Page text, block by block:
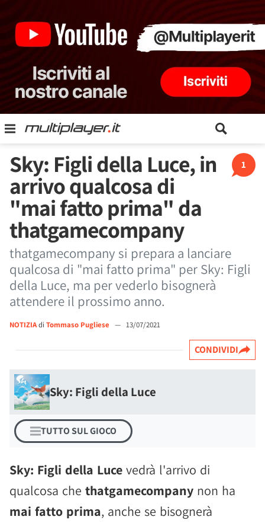
1
Sky: Figli della Luce, in
arrivo qualcosa di
"mai fatto prima" da
thatgamecompany
thatgamecompany si prepara a lanciare
qualcosa di "mai fatto prima" per Sky: Figli
della Luce, ma per vederlo bisognerà
attendere il prossimo anno.
NOTIZIAdi Tommaso Pugliese — 13/07/2021
CONDIVIDI
Sky: Figli della Luce
TUTTO SUL GIOCO
Sky: Figli della Luce vedrà l'arrivo di
qualcosa che thatgamecompany non ha
mai fatto prima, anche se bisognerà